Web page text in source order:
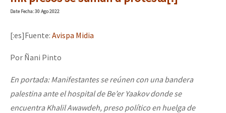
Mundo
Megaproyectos
Dia 2 do Encontro “Guerra contra a Humanidad”
Dia 1: Encontro “Guerra contra a Humanidade”
DateFecha: 30 Ago 2022
[:es]Fuente: Avispa Midia
Por Ñani Pinto
En portada: Manifestantes se reúnen con una bandera
palestina ante el hospital de Be’er Yaakov donde se
encuentra Khalil Awawdeh, preso político en huelga de